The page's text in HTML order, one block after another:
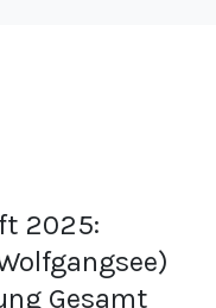
2025:
Gesamt